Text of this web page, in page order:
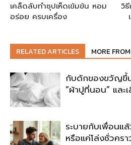
เคล็ดลับทำซุปเห็ดเข้มข้น หอม
อร่อย ครบเครื่อง
วิ
RELATED ARTICLES MORE
กับดักของขวัญขึ้น
“ผ้าปูที่นอน” และ
ระบายกับเพื่อนแ
หรือแค่โล่งชั่วครา